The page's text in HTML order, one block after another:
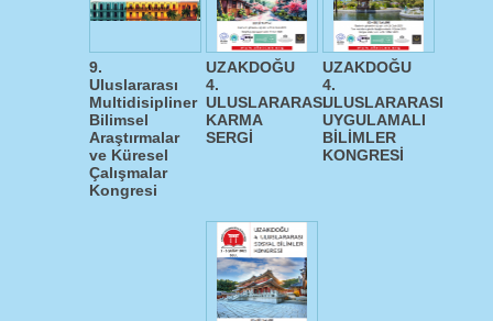
9.
Uluslararası
Multidisipliner
Bilimsel
Araştırmalar
ve Küresel
Çalışmalar
Kongresi
UZAKDOĞU
4.
ULUSLARARASI
KARMA
SERGİ
UZAKDOĞU
4.
ULUSLARARASI
UYGULAMALI
BİLİMLER
KONGRESİ